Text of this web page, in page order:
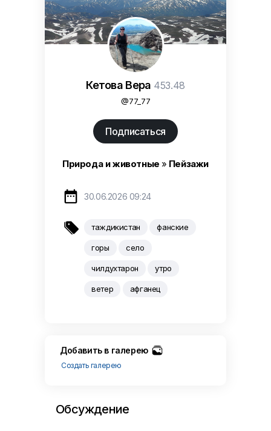
Кетова Вера 453.48
@77_77
Подписаться
Природа и животные » Пейзажи
 30.06.2026 09:24
 таждикистан фанские
горы село
чилдухтарон утро
ветер афганец
Добавить в галерею
Создать галерею
Обсуждение